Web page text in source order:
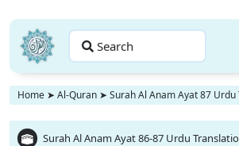
Search
Home ➤ Al-Quran ➤ Surah Al Anam Ayat 87
Surah Al Anam Ayat 86-87 Urdu